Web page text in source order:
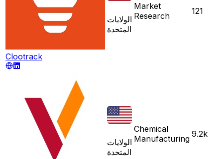
Clootrack
الولايات
المتحدة
Market
Research
121
الولايات
المتحدة
Chemical
Manufacturing 9.2k